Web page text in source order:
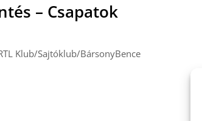
– Csapatok
Klub/Sajtóklub/BársonyBence